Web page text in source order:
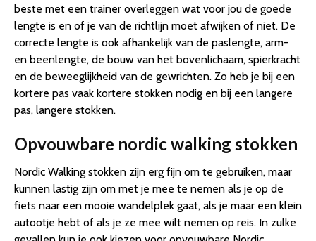
beste met een trainer overleggen wat voor jou de goede
lengte is en of je van de richtlijn moet afwijken of niet. De
correcte lengte is ook afhankelijk van de paslengte, arm-
en beenlengte, de bouw van het bovenlichaam, spierkracht
en de beweeglijkheid van de gewrichten. Zo heb je bij een
kortere pas vaak kortere stokken nodig en bij een langere
pas, langere stokken.
Opvouwbare nordic walking stokken
Nordic Walking stokken zijn erg fijn om te gebruiken, maar
kunnen lastig zijn om met je mee te nemen als je op de
fiets naar een mooie wandelplek gaat, als je maar een klein
autootje hebt of als je ze mee wilt nemen op reis. In zulke